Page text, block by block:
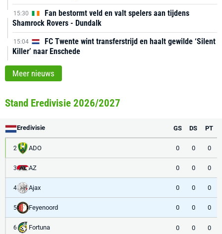
15:30
Fan bestormt veld en valt spelers aan tijdens
Shamrock Rovers - Dundalk
15:04
FC Twente wint transferstrijd en haalt gewilde ‘Silent
Killer’ naar Enschede
Meer nieuws
Stand Eredivisie 2026/2027
Eredivisie GS DS PT
2 ADO 0 0 0
3 AZ 0 0 0
4 Ajax 0 0 0
5 Feyenoord 0 0 0
6 Fortuna 0 0 0